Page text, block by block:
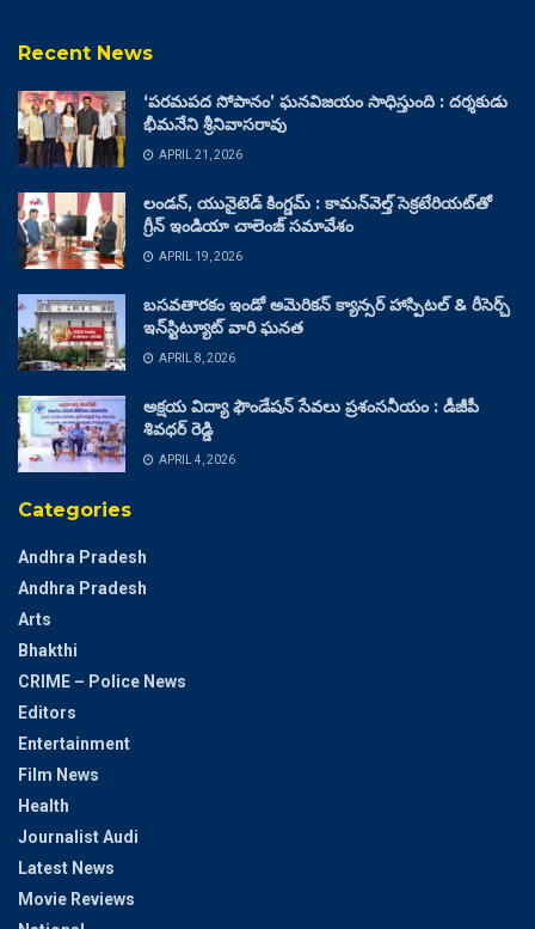
Recent News
‘పరమపద సోపానం’ ఘనవిజయం సాధిస్తుంది : దర్శకుడు
భీమనేని శ్రీనివాసరావు
APRIL 21, 2026
లండన్, యునైటెడ్ కింగ్డమ్ : కామన్‌వెల్త్ సెక్రటేరియట్‌తో
గ్రీన్ ఇండియా చాలెంజ్ సమావేశం
APRIL 19, 2026
బసవతారకం ఇండో అమెరికన్ క్యాన్సర్ హాస్పిటల్ & రీసెర్చ్
ఇన్‌స్టిట్యూట్ వారి ఘనత
APRIL 8, 2026
అక్షయ విద్యా ఫౌండేషన్ సేవలు ప్రశంసనీయం : డీజీపీ
శివధర్ రెడ్డి
APRIL 4, 2026
Categories
Andhra Pradesh
Andhra Pradesh
Arts
Bhakthi
CRIME – Police News
Editors
Entertainment
Film News
Health
Journalist Audi
Latest News
Movie Reviews